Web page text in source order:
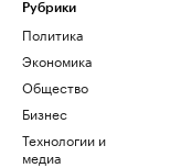
Рубрики
Политика
Экономика
Общество
Бизнес
Технологии и
медиа